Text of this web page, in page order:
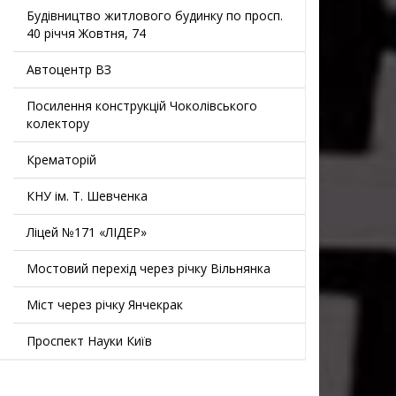
Будівництво житлового будинку по просп.
40 річчя Жовтня, 74
Автоцентр ВЗ
Посилення конструкцій Чоколівського
колектору
Крематорій
КНУ ім. Т. Шевченка
Ліцей №171 «ЛІДЕР»
Мостовий перехід через річку Вільнянка
Міст через річку Янчекрак
Проспект Науки Київ